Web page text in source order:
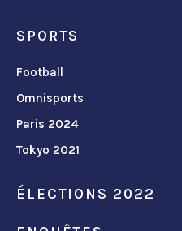
SPORTS
Football
Omnisports
Paris 2024
Tokyo 2021
ÉLECTIONS 2022